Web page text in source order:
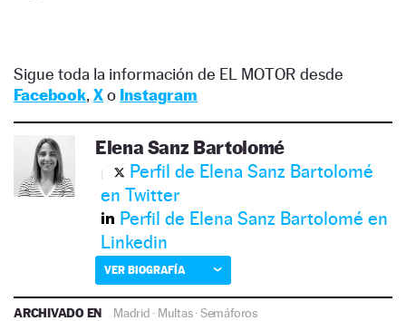
Sigue toda la información de EL MOTOR desde
Facebook, Xo Instagram
Elena Sanz Bartolomé
Perfil de Elena Sanz Bartolomé
en Twitter
Perfil de Elena Sanz Bartolomé en
Linkedin
VER BIOGRAFÍA
ARCHIVADO EN Madrid · Multas·Semáforos